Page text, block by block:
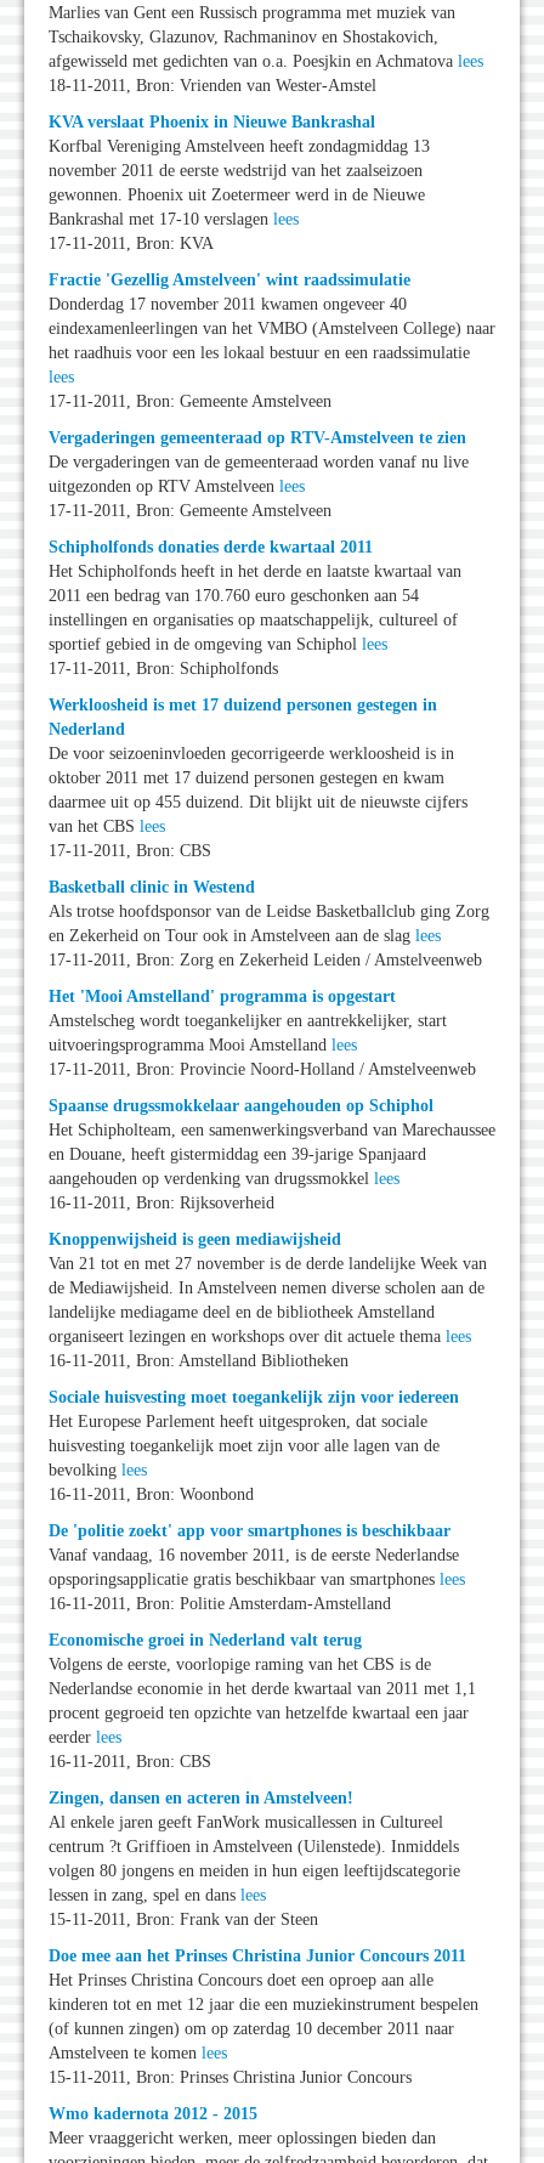
Marlies van Gent een Russisch programma met muziek van
Tschaikovsky, Glazunov, Rachmaninov en Shostakovich,
afgewisseld met gedichten van o.a. Poesjkin en Achmatova lees
18-11-2011, Bron: Vrienden van Wester-Amstel
KVA verslaat Phoenix in Nieuwe Bankrashal
Korfbal Vereniging Amstelveen heeft zondagmiddag 13
november 2011 de eerste wedstrijd van het zaalseizoen
gewonnen. Phoenix uit Zoetermeer werd in de Nieuwe
Bankrashal met 17-10 verslagen lees
17-11-2011, Bron: KVA
Fractie 'Gezellig Amstelveen' wint raadssimulatie
Donderdag 17 november 2011 kwamen ongeveer 40
eindexamenleerlingen van het VMBO (Amstelveen College) naar
het raadhuis voor een les lokaal bestuur en een raadssimulatie
lees
17-11-2011, Bron: Gemeente Amstelveen
Vergaderingen gemeenteraad op RTV-Amstelveen te zien
De vergaderingen van de gemeenteraad worden vanaf nu live
uitgezonden op RTV Amstelveen lees
17-11-2011, Bron: Gemeente Amstelveen
Schipholfonds donaties derde kwartaal 2011
Het Schipholfonds heeft in het derde en laatste kwartaal van
2011 een bedrag van 170.760 euro geschonken aan 54
instellingen en organisaties op maatschappelijk, cultureel of
sportief gebied in de omgeving van Schiphol lees
17-11-2011, Bron: Schipholfonds
Werkloosheid is met 17 duizend personen gestegen in
Nederland
De voor seizoeninvloeden gecorrigeerde werkloosheid is in
oktober 2011 met 17 duizend personen gestegen en kwam
daarmee uit op 455 duizend. Dit blijkt uit de nieuwste cijfers
van het CBS lees
17-11-2011, Bron: CBS
Basketball clinic in Westend
Als trotse hoofdsponsor van de Leidse Basketballclub ging Zorg
en Zekerheid on Tour ook in Amstelveen aan de slag lees
17-11-2011, Bron: Zorg en Zekerheid Leiden / Amstelveenweb
Het 'Mooi Amstelland' programma is opgestart
Amstelscheg wordt toegankelijker en aantrekkelijker, start
uitvoeringsprogramma Mooi Amstelland lees
17-11-2011, Bron: Provincie Noord-Holland / Amstelveenweb
Spaanse drugssmokkelaar aangehouden op Schiphol
Het Schipholteam, een samenwerkingsverband van Marechaussee
en Douane, heeft gistermiddag een 39-jarige Spanjaard
aangehouden op verdenking van drugssmokkel lees
16-11-2011, Bron: Rijksoverheid
Knoppenwijsheid is geen mediawijsheid
Van 21 tot en met 27 november is de derde landelijke Week van
de Mediawijsheid. In Amstelveen nemen diverse scholen aan de
landelijke mediagame deel en de bibliotheek Amstelland
organiseert lezingen en workshops over dit actuele thema lees
16-11-2011, Bron: Amstelland Bibliotheken
Sociale huisvesting moet toegankelijk zijn voor iedereen
Het Europese Parlement heeft uitgesproken, dat sociale
huisvesting toegankelijk moet zijn voor alle lagen van de
bevolking lees
16-11-2011, Bron: Woonbond
De 'politie zoekt' app voor smartphones is beschikbaar
Vanaf vandaag, 16 november 2011, is de eerste Nederlandse
opsporingsapplicatie gratis beschikbaar van smartphones lees
16-11-2011, Bron: Politie Amsterdam-Amstelland
Economische groei in Nederland valt terug
Volgens de eerste, voorlopige raming van het CBS is de
Nederlandse economie in het derde kwartaal van 2011 met 1,1
procent gegroeid ten opzichte van hetzelfde kwartaal een jaar
eerder lees
16-11-2011, Bron: CBS
Zingen, dansen en acteren in Amstelveen!
Al enkele jaren geeft FanWork musicallessen in Cultureel
centrum ?t Griffioen in Amstelveen (Uilenstede). Inmiddels
volgen 80 jongens en meiden in hun eigen leeftijdscategorie
lessen in zang, spel en dans lees
15-11-2011, Bron: Frank van der Steen
Doe mee aan het Prinses Christina Junior Concours 2011
Het Prinses Christina Concours doet een oproep aan alle
kinderen tot en met 12 jaar die een muziekinstrument bespelen
(of kunnen zingen) om op zaterdag 10 december 2011 naar
Amstelveen te komen lees
15-11-2011, Bron: Prinses Christina Junior Concours
Wmo kadernota 2012 - 2015
Meer vraaggericht werken, meer oplossingen bieden dan